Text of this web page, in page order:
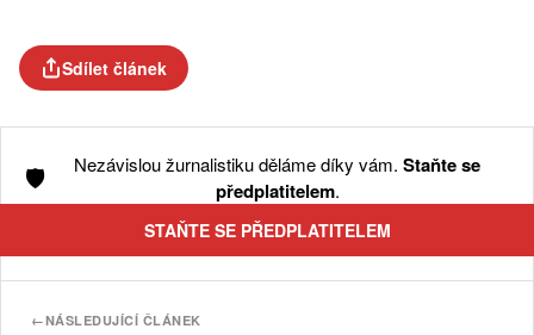
Sdílet článek
🛡️ Nezávislou žurnalistiku děláme díky vám. Staňte se
předplatitelem.
STAŇTE SE PŘEDPLATITELEM
←NÁSLEDUJÍCÍ ČLÁNEK